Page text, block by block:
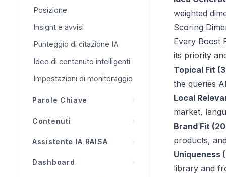
Web moderno / Webhook
Posizione
Insight e avvisi
Punteggio di citazione IA
Idee di contenuto intelligenti
Impostazioni di monitoraggio
Parole Chiave
Panoramica delle parole
Spiegazione delle metriche
Contenuti
Panoramica dei contenuti
Assistente IA RAISA
Cos'è RAISA?
Dashboard
weighted
Scoring
Every Boost
its priority
Topical Fit
the queries
Local
market,
Brand Fit
products,
Uniqueness
library and